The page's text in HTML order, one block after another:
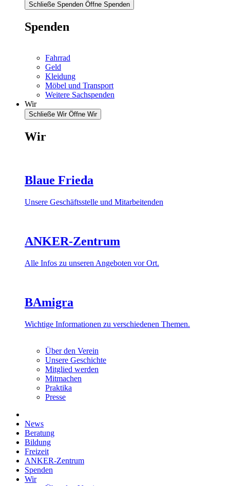
Schließe Spenden Öffne Spenden
Spenden
Fahrrad
Geld
Kleidung
Möbel und Transport
Weitere Sachspenden
Wir
Schließe Wir Öffne Wir
Wir
Blaue Frieda
Unsere Geschäftsstelle und Mitarbeitenden
ANKER-Zentrum
Alle Infos zu unseren Angeboten vor Ort.
BAmigra
Wichtige Informationen zu verschiedenen Themen.
Über den Verein
Unsere Geschichte
Mitglied werden
Mitmachen
Praktika
Presse
News
Beratung
Bildung
Freizeit
ANKER-Zentrum
Spenden
Wir